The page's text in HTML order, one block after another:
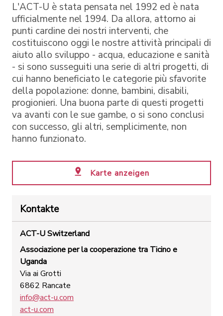
L'ACT-U è stata pensata nel 1992 ed è nata
ufficialmente nel 1994. Da allora, attorno ai
punti cardine dei nostri interventi, che
costituiscono oggi le nostre attività principali di
aiuto allo sviluppo - acqua, educazione e sanità
- si sono susseguiti una serie di altri progetti, di
cui hanno beneficiato le categorie più sfavorite
della popolazione: donne, bambini, disabili,
progionieri. Una buona parte di questi progetti
va avanti con le sue gambe, o si sono conclusi
con successo, gli altri, semplicimente, non
hanno funzionato.
Karte anzeigen
Kontakte
ACT-U Switzerland
Associazione per la cooperazione tra Ticino e
Uganda
Via ai Grotti
6862 Rancate
info@act-u.com
act-u.com